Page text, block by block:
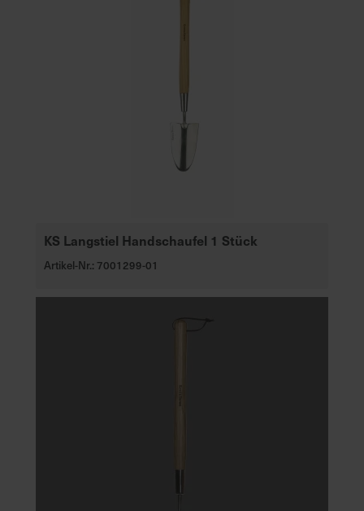
KS Langstiel Handschaufel 1 Stück
Artikel-Nr.: 7001299-01